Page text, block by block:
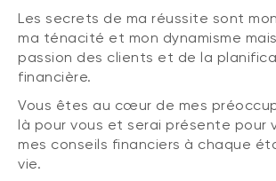
Les secrets de ma réussite sont
ma ténacité et mon dynamisme
passion des clients et de la
financière.
Vous êtes au cœur de mes
là pour vous et serai présente pour
mes conseils financiers à chaque
vie.